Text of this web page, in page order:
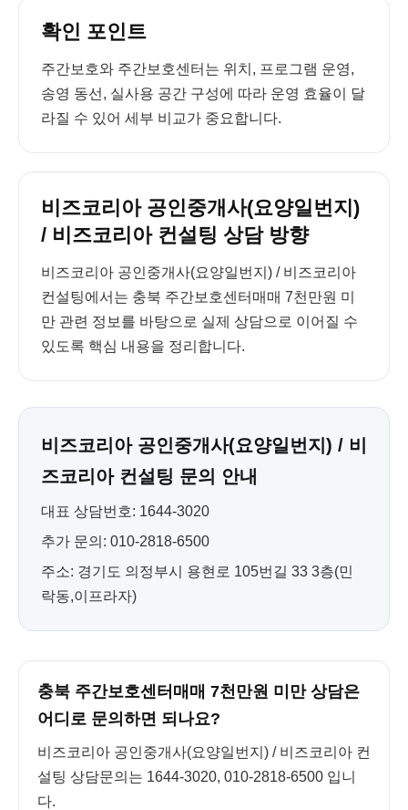
확인 포인트
주간보호와 주간보호센터는 위치, 프로그램 운영,
송영 동선, 실사용 공간 구성에 따라 운영 효율이 달
라질 수 있어 세부 비교가 중요합니다.
비즈코리아 공인중개사(요양일번지)
/ 비즈코리아 컨설팅 상담 방향
비즈코리아 공인중개사(요양일번지) / 비즈코리아
컨설팅에서는 충북 주간보호센터매매 7천만원 미
만 관련 정보를 바탕으로 실제 상담으로 이어질 수
있도록 핵심 내용을 정리합니다.
비즈코리아 공인중개사(요양일번지) / 비
즈코리아 컨설팅 문의 안내
대표 상담번호: 1644-3020
추가 문의: 010-2818-6500
주소: 경기도 의정부시 용현로 105번길 33 3층(민
락동,이프라자)
충북 주간보호센터매매 7천만원 미만 상담은
어디로 문의하면 되나요?
비즈코리아 공인중개사(요양일번지) / 비즈코리아 컨
설팅 상담문의는 1644-3020, 010-2818-6500 입니
다.